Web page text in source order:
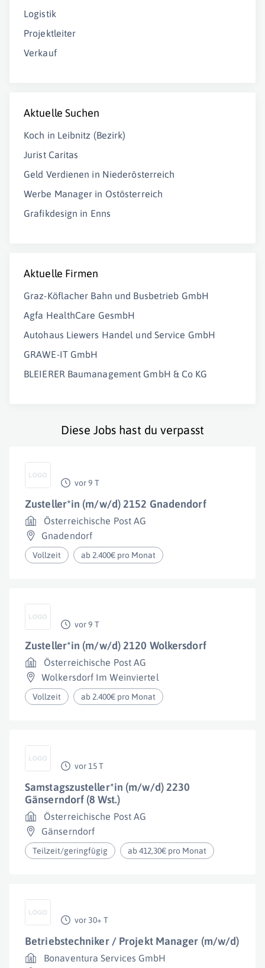
Logistik
Projektleiter
Verkauf
Aktuelle Suchen
Koch in Leibnitz (Bezirk)
Jurist Caritas
Geld Verdienen in Niederösterreich
Werbe Manager in Ostösterreich
Grafikdesign in Enns
Aktuelle Firmen
Graz-Köflacher Bahn und Busbetrieb GmbH
Agfa HealthCare GesmbH
Autohaus Liewers Handel und Service GmbH
GRAWE-IT GmbH
BLEIERER Baumanagement GmbH & Co KG
Diese Jobs hast du verpasst
vor 9 T
Zusteller*in (m/w/d) 2152 Gnadendorf
Österreichische Post AG
Gnadendorf
Vollzeit ab 2.400€ pro Monat
vor 9 T
Zusteller*in (m/w/d) 2120 Wolkersdorf
Österreichische Post AG
Wolkersdorf Im Weinviertel
Vollzeit ab 2.400€ pro Monat
vor 15 T
Samstagszusteller*in (m/w/d) 2230
Gänserndorf (8 Wst.)
Österreichische Post AG
Gänserndorf
Teilzeit/geringfügig ab 412,30€ pro Monat
vor 30+ T
Betriebstechniker / Projekt Manager (m/w/d)
Bonaventura Services GmbH